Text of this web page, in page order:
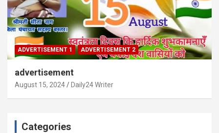
ADVERTISEMENT 1 ADVERTISEMENT 2
advertisement
August 15, 2024 Daily24 Writer
Categories